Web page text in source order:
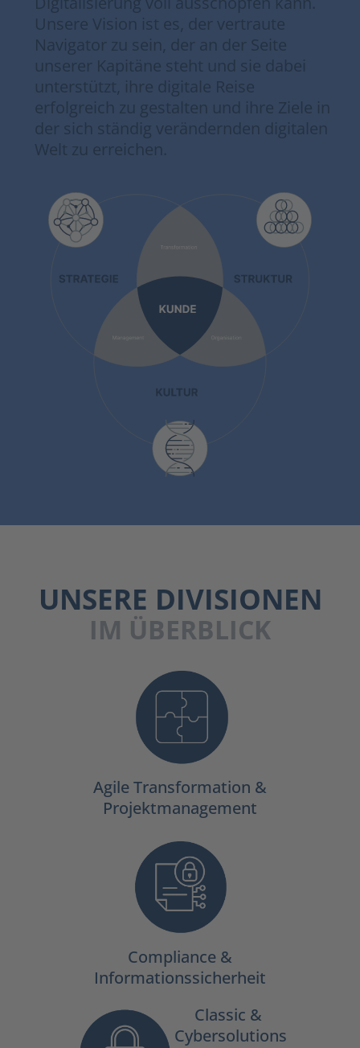
Unsere Vision ist es, der vertraute
Navigator zu sein, der an der Seite
unserer Kapitäne steht und sie dabei
unterstützt, ihre digitale Reise
erfolgreich zu gestalten und ihre Ziele in
der sich ständig verändernden digitalen
Welt zu erreichen.
UNSERE DIVISIONEN
IM ÜBERBLICK
Agile Transformation &
Projektmanagement
Compliance &
Informationssicherheit
Classic &
Cybersolutions